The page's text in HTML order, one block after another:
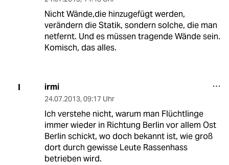
Nicht Wände,die hinzugefügt werden,
verändern die Statik, sondern solche, die man
netfernt. Und es müssen tragende Wände sein.
Komisch, das alles.
I irmi
24.07.2013, 09:17 Uhr
Ich verstehe nicht, warum man Flüchtlinge
immer wieder in Richtung Berlin vor allem Ost
Berlin schickt, wo doch bekannt ist, wie groß
dort durch gewisse Leute Rassenhass
betrieben wird.